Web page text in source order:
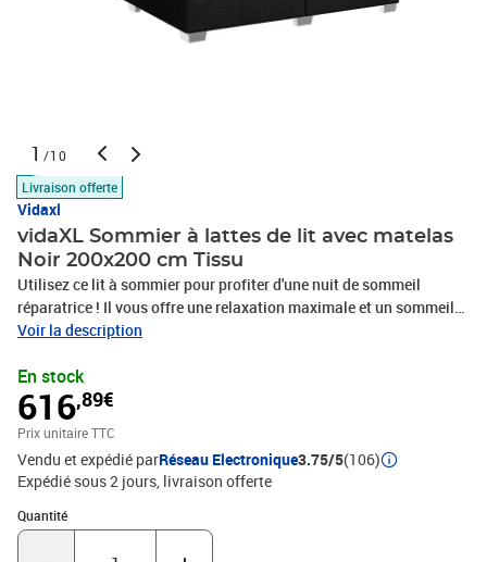
1 /10
Livraison offerte
Vidaxl
vidaXL Sommier à lattes de lit avec matelas
Noir 200x200 cm Tissu
Utilisez ce lit à sommier pour profiter d'une nuit de sommeil
réparatrice ! Il vous offre une relaxation maximale et un sommeil
agréable. Matériau doux et durable : le tissu en polyester allie
une convivialité ultimes.Matelas à ressorts ensachés : ce matelas
à ressorts ensachés comporte des ressorts ensachés individuels
qui fonctionnent indépendamment pour offrir un soutien
personnalisé en réagissant uniquement à la pression exercée dans
chaque zone. Cette conception empêche « l'enroulement » et réduit
le transfert de mouvement par rapport aux matelas traditionnels à
ressorts ouverts. Chaque ressort ensaché soutient le corps
individuellement.Surmatelas confortable : ce surmatelas améliore
Voir la description
En stock
616,89€
Prix unitaire TTC
Vendu et expédié parRéseau Electronique3.75/5(106)
Expédié sous 2 jours livraison offerte
Quantité
Quantité : 1